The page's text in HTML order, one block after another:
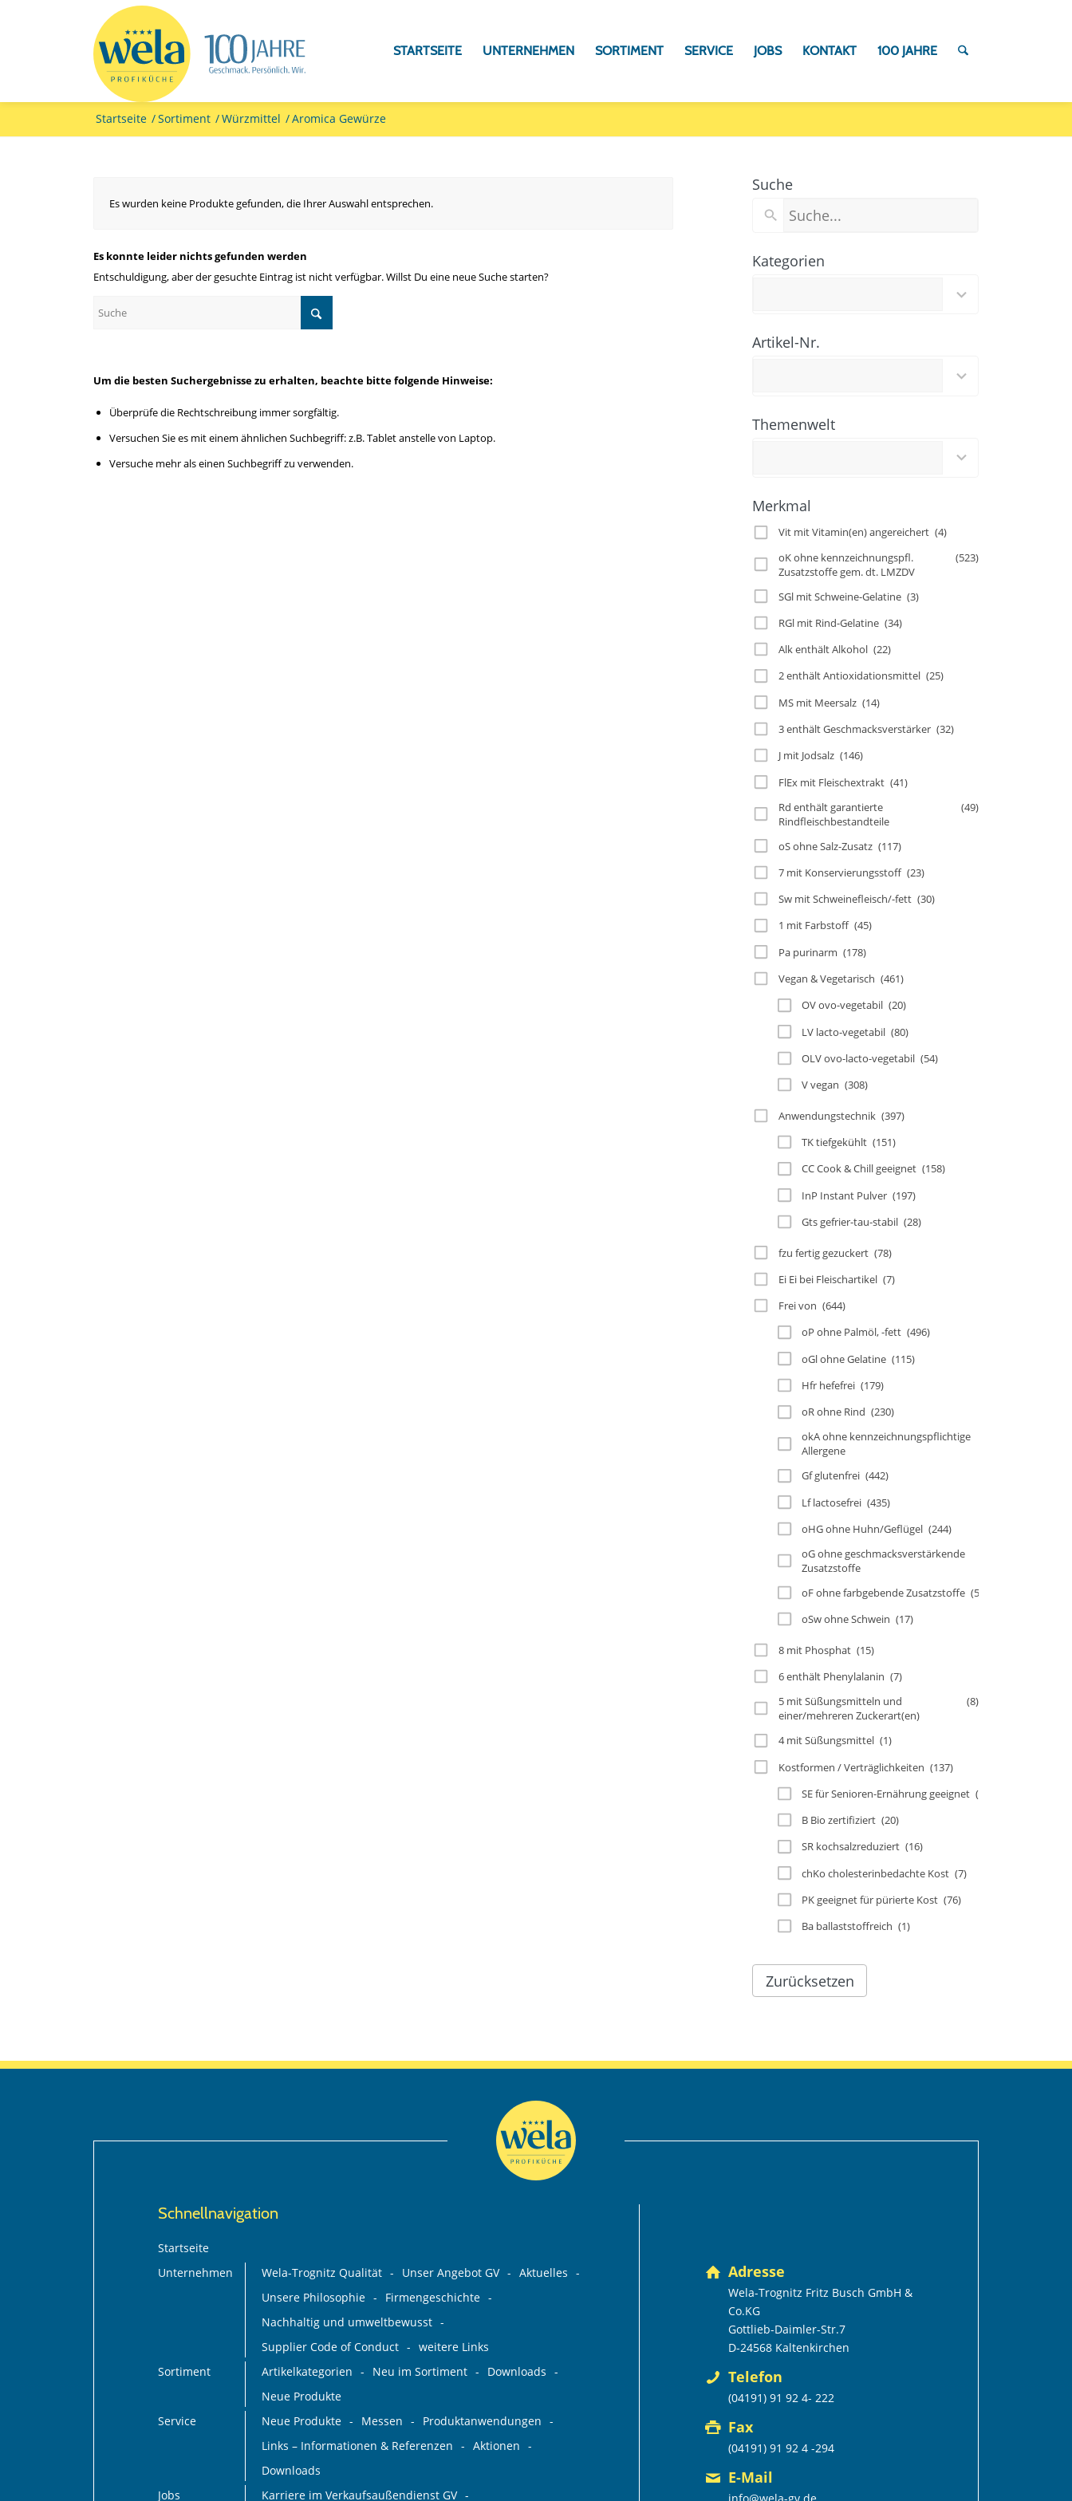
STARTSEITE UNTERNEHMEN SORTIMENT SERVICE JOBS KONTAKT 100 JAHRE
Startseite /Sortiment /Würzmittel /Aromica Gewürze
Es wurden keine Produkte gefunden, die Ihrer Auswahl entsprechen.
Es konnte leider nichts gefunden werden
Entschuldigung, aber der gesuchte Eintrag ist nicht verfügbar. Willst Du eine neue Suche starten?
Um die besten Suchergebnisse zu erhalten, beachte bitte folgende Hinweise:
Überprüfe die Rechtschreibung immer sorgfältig.
Versuchen Sie es mit einem ähnlichen Suchbegriff: z.B. Tablet anstelle von Laptop.
Versuche mehr als einen Suchbegriff zu verwenden.
Suche
Kategorien
97
Artikel-Nr.
100
Themenwelt
2
Merkmal
Vit mit Vitamin(en) angereichert (4)
oK ohne kennzeichnungspfl.
Zusatzstoffe gem. dt. LMZDV
(523)
SGl mit Schweine-Gelatine (3)
RGl mit Rind-Gelatine (34)
Alk enthält Alkohol (22)
2 enthält Antioxidationsmittel (25)
MS mit Meersalz (14)
3 enthält Geschmacksverstärker (32)
J mit Jodsalz (146)
FlEx mit Fleischextrakt (41)
Rd enthält garantierte
Rindfleischbestandteile
(49)
oS ohne Salz-Zusatz (117)
7 mit Konservierungsstoff (23)
Sw mit Schweinefleisch/-fett (30)
1 mit Farbstoff (45)
Pa purinarm (178)
Vegan & Vegetarisch (461)
OV ovo-vegetabil (20)
LV lacto-vegetabil (80)
OLV ovo-lacto-vegetabil (54)
V vegan (308)
Anwendungstechnik (397)
TK tiefgekühlt (151)
CC Cook & Chill geeignet (158)
InP Instant Pulver (197)
Gts gefrier-tau-stabil (28)
fzu fertig gezuckert (78)
Ei Ei bei Fleischartikel (7)
Frei von (644)
oP ohne Palmöl, -fett (496)
oGl ohne Gelatine (115)
Hfr hefefrei (179)
oR ohne Rind (230)
okA ohne kennzeichnungspflichtige
Allergene
Gf glutenfrei (442)
Lf lactosefrei (435)
oHG ohne Huhn/Geflügel (244)
oG ohne geschmacksverstärkende
Zusatzstoffe
oF ohne farbgebende Zusatzstoffe (585)
oSw ohne Schwein (17)
8 mit Phosphat (15)
6 enthält Phenylalanin (7)
5 mit Süßungsmitteln und
einer/mehreren Zuckerart(en)
(8)
4 mit Süßungsmittel (1)
Kostformen / Verträglichkeiten (137)
SE für Senioren-Ernährung geeignet (49)
B Bio zertifiziert (20)
SR kochsalzreduziert (16)
chKo cholesterinbedachte Kost (7)
PK geeignet für pürierte Kost (76)
Ba ballaststoffreich (1)
Zurücksetzen
Schnellnavigation
Startseite
Unternehmen
Wela-Trognitz Qualität Unser Angebot GV
Aktuelles
Unsere Philosophie
Firmengeschichte
Nachhaltig und umweltbewusst
Supplier Code of Conduct
weitere Links
Sortiment
Artikelkategorien Neu im Sortiment
Downloads
Neue Produkte
Service
Neue Produkte Messen
Produktanwendungen
Links – Informationen & Referenzen
Aktionen
Downloads
Jobs
Karriere im Verkaufsaußendienst GV
Adresse
Wela-Trognitz Fritz Busch GmbH &
Co.KG
Gottlieb-Daimler-Str.7
D-24568 Kaltenkirchen
Telefon
(04191) 91 92 4- 222
Fax
(04191) 91 92 4 -294
E-Mail
info@wela-gv.de